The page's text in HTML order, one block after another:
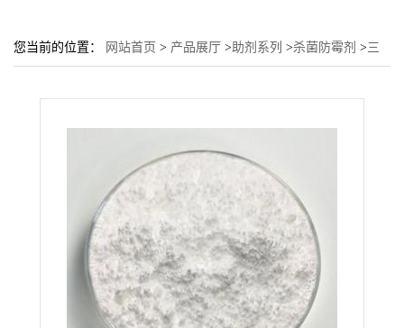
您当前的位置： 网站首页 > 产品展厅 >助剂系列 >杀菌防霉剂 >三